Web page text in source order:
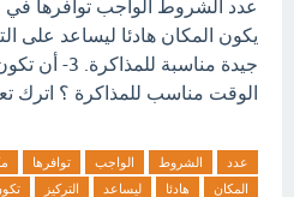
الوقت مناسب للمذاكرة ؟ اترك
عدد الشروط الواجب توافرها
المكان
هادئا ليساعد التركيز